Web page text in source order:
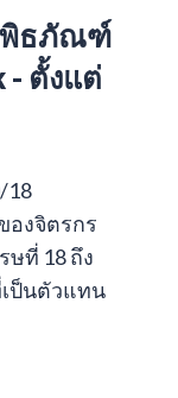
พิธภัณฑ์
- ตั้งแต่
18
องจิตรกร
ษที่ 18 ถึง
ป็นตัวแทน